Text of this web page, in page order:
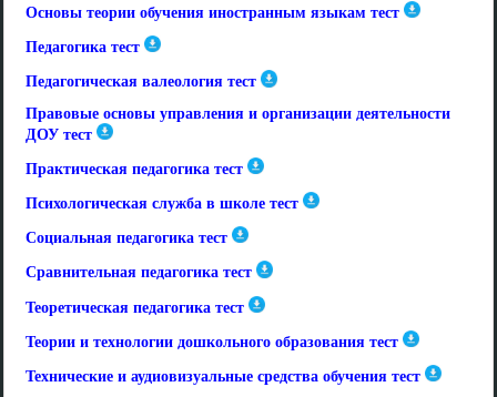
Основы теории обучения иностранным языкам тест
Педагогика тест
Педагогическая валеология тест
Правовые основы управления и организации деятельности
ДОУ тест
Практическая педагогика тест
Психологическая служба в школе тест
Социальная педагогика тест
Сравнительная педагогика тест
Теоретическая педагогика тест
Теории и технологии дошкольного образования тест
Технические и аудиовизуальные средства обучения тест